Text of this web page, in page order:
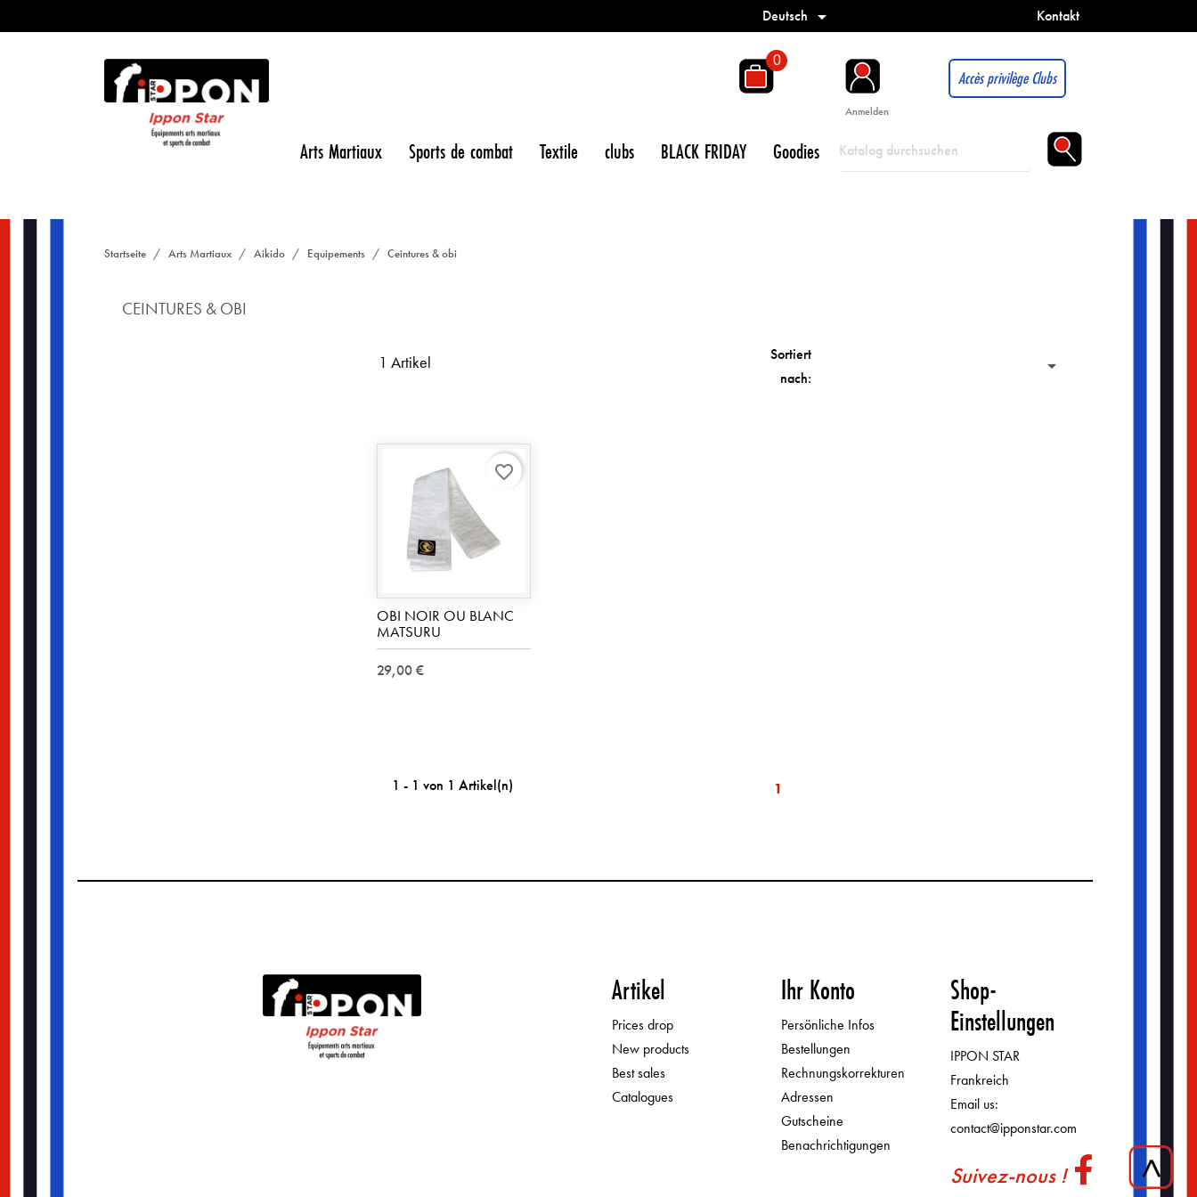
Kontakt
Deutsch 
Anmelden
Accès privilège Clubs
0
Arts Martiaux Sports de combat Textile clubs BLACK FRIDAY Goodies
Startseite Arts Martiaux Aikido Equipements Ceintures & obi
CEINTURES & OBI
1 Artikel
Sortiert
nach:

OBI NOIR OU BLANC
MATSURU
29,00 €
favorite_border
1 - 1 von 1 Artikel(n) 1
Artikel
Prices drop
New products
Best sales
Catalogues
Ihr Konto
Persönliche Infos
Bestellungen
Rechnungskorrekturen
Adressen
Gutscheine
Benachrichtigungen
Shop-
Einstellungen
IPPON STAR
Frankreich
Email us:
contact@ipponstar.com
Suivez-nous !